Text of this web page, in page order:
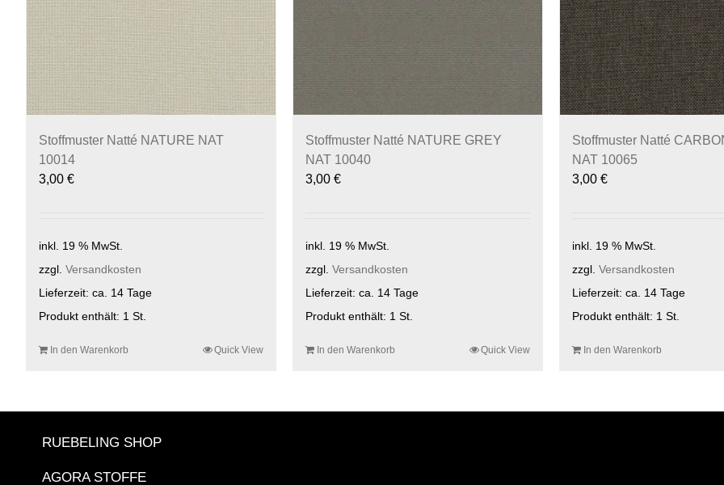
Stoffmuster Natté NATURE NAT
10014
3,00 €
inkl. 19 % MwSt.
zzgl. Versandkosten
Lieferzeit: ca. 14 Tage
Produkt enthält: 1 St.
In den Warenkorb Quick View
Stoffmuster Natté NATURE GREY
NAT 10040
3,00 €
inkl. 19 % MwSt.
zzgl. Versandkosten
Lieferzeit: ca. 14 Tage
Produkt enthält: 1 St.
In den Warenkorb Quick View
Stoffmuster Natté
NAT 10065
3,00 €
inkl. 19 % MwSt.
zzgl. Versandkosten
Lieferzeit: ca. 14 Tage
Produkt enthält: 1 St.
In den Warenkorb
RUEBELING SHOP
AGORA STOFFE